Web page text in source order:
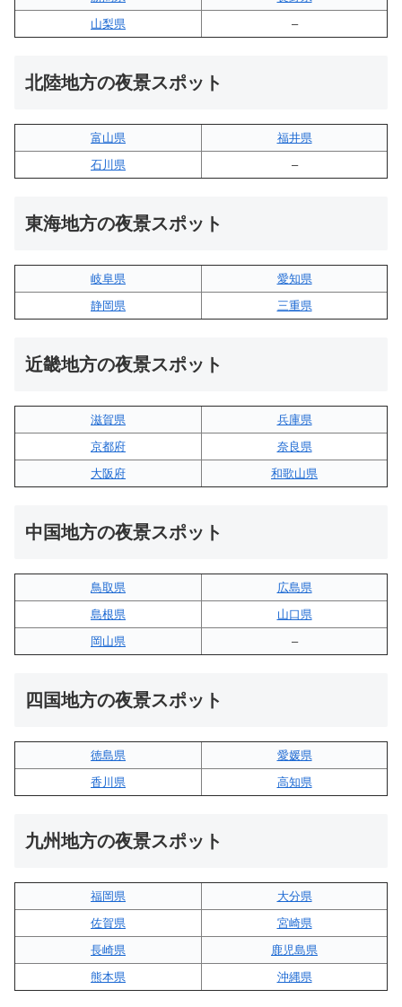
山梨県
–
北陸地方の夜景スポット
富山県
福井県
石川県
–
東海地方の夜景スポット
岐阜県
愛知県
静岡県
三重県
近畿地方の夜景スポット
滋賀県
兵庫県
京都府
奈良県
大阪府
和歌山県
中国地方の夜景スポット
鳥取県
広島県
島根県
山口県
岡山県
–
四国地方の夜景スポット
徳島県
愛媛県
香川県
高知県
九州地方の夜景スポット
福岡県
大分県
佐賀県
宮崎県
長崎県
鹿児島県
熊本県
沖縄県